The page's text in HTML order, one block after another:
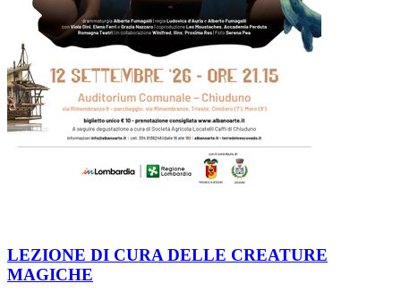
LEZIONE DI CURA DELLE CREATURE
MAGICHE